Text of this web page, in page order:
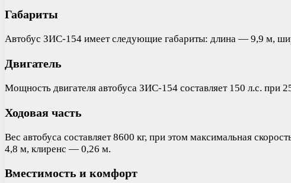
Габариты
Автобус ЗИС-154 имеет следующие габариты: длина — 9,9 м,
Двигатель
Мощность двигателя автобуса ЗИС-154 составляет 150 л.с.
Ходовая часть
Вес автобуса составляет 8600 кг, при этом максимальная
4,8 м, клиренс — 0,26 м.
Вместимость и комфорт